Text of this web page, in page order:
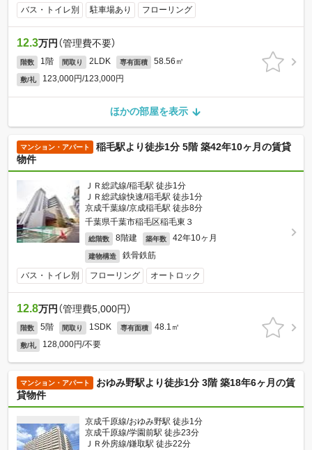
バス・トイレ別 駐車場あり フローリング
12.3万円 （管理費不要）
階数 1階 間取り 2LDK 専有面積 58.56㎡
敷/礼 123,000円/123,000円
ほかの部屋を表示
マンション・アパート
稲毛駅より徒歩1分 5階 築42年10ヶ月の賃貸
物件
ＪＲ総武線/稲毛駅 徒歩1分
ＪＲ総武線快速/稲毛駅 徒歩1分
京成千葉線/京成稲毛駅 徒歩8分
千葉県千葉市稲毛区稲毛東３
総階数 8階建 築年数 42年10ヶ月
建物構造 鉄骨鉄筋
バス・トイレ別 フローリング オートロック
12.8万円 （管理費5,000円）
階数 5階 間取り 1SDK 専有面積 48.1㎡
敷/礼 128,000円/不要
マンション・アパート
おゆみ野駅より徒歩1分 3階 築18年6ヶ月の賃
貸物件
京成千原線/おゆみ野駅 徒歩1分
京成千原線/学園前駅 徒歩23分
ＪＲ外房線/鎌取駅 徒歩22分